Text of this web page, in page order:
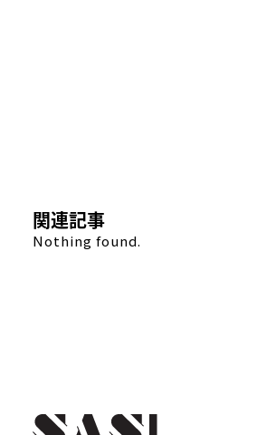
関連記事
Nothing found.